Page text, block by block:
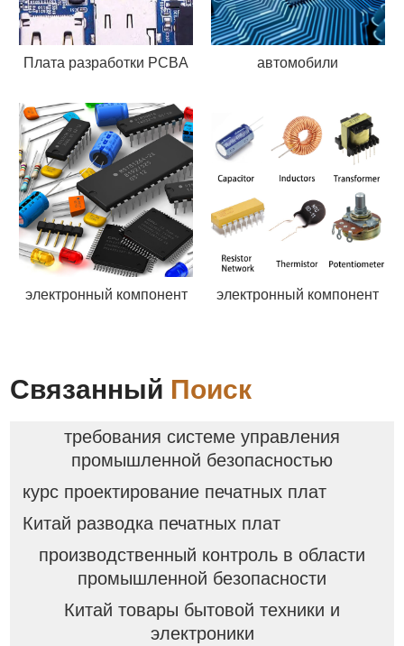
Плата разработки PCBA автомобили
электронный компонент электронный компонент
Связанный Поиск
требования системе управления
промышленной безопасностью
курс проектирование печатных плат
Китай разводка печатных плат
производственный контроль в области
промышленной безопасности
Китай товары бытовой техники и
электроники